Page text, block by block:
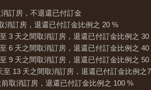
訂房，不退還已付訂金
消訂房，退還已付訂金比例之 20 %
3 天之間取消訂房，退還已付訂金比例之 30
6 天之間取消訂房，退還已付訂金比例之 40
9 天之間取消訂房，退還已付訂金比例之 50
至 13 天之間取消訂房，退還已付訂金比例之
取消訂房，退還已付訂金比例之 100 %